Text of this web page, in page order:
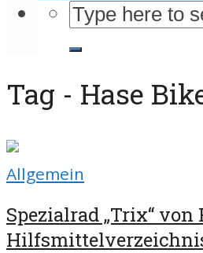
Tag - Hase
Allgemein
Spezialrad „Trix“ von